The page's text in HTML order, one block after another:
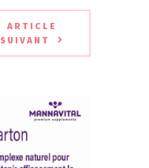
ARTICLE
SUIVANT